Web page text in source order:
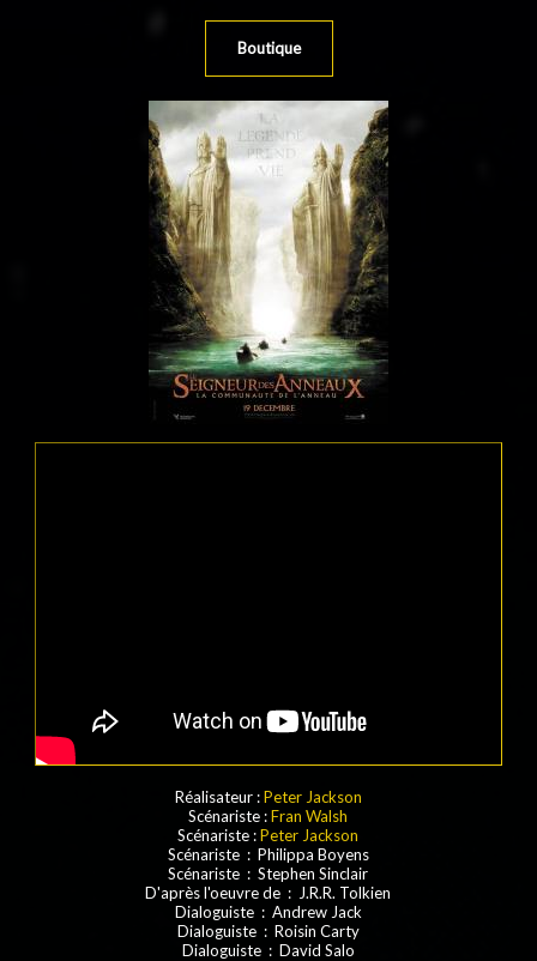
Boutique
Réalisateur :Peter Jackson
Scénariste :Fran Walsh
Scénariste :Peter Jackson
Scénariste : Philippa Boyens
Scénariste : Stephen Sinclair
D'après l'oeuvre de : J.R.R. Tolkien
Dialoguiste : Andrew Jack
Dialoguiste : Roisin Carty
Dialoguiste : David Salo